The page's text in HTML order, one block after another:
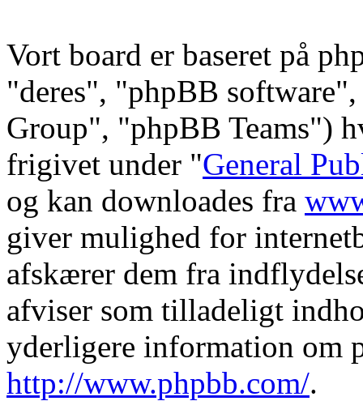
Vort board er baseret på
"deres", "phpBB
Group", "phpBB Teams")
frigivet under "General
og kan downloades fra
giver mulighed for
afskærer dem fra
afviser som tilladeligt
yderligere information om
http://www.phpbb.com/.